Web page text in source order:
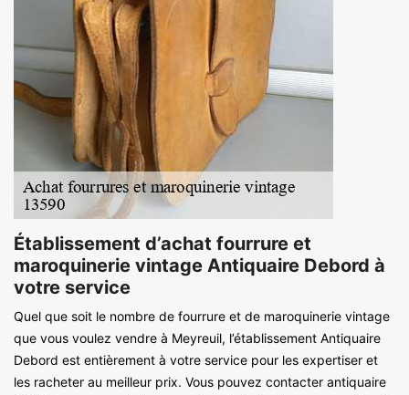
Établissement d’achat fourrure et
maroquinerie vintage Antiquaire Debord à
votre service
Quel que soit le nombre de fourrure et de maroquinerie vintage
que vous voulez vendre à Meyreuil, l’établissement Antiquaire
Debord est entièrement à votre service pour les expertiser et
les racheter au meilleur prix. Vous pouvez contacter antiquaire